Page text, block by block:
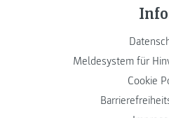
Meldesystem für
Cookie